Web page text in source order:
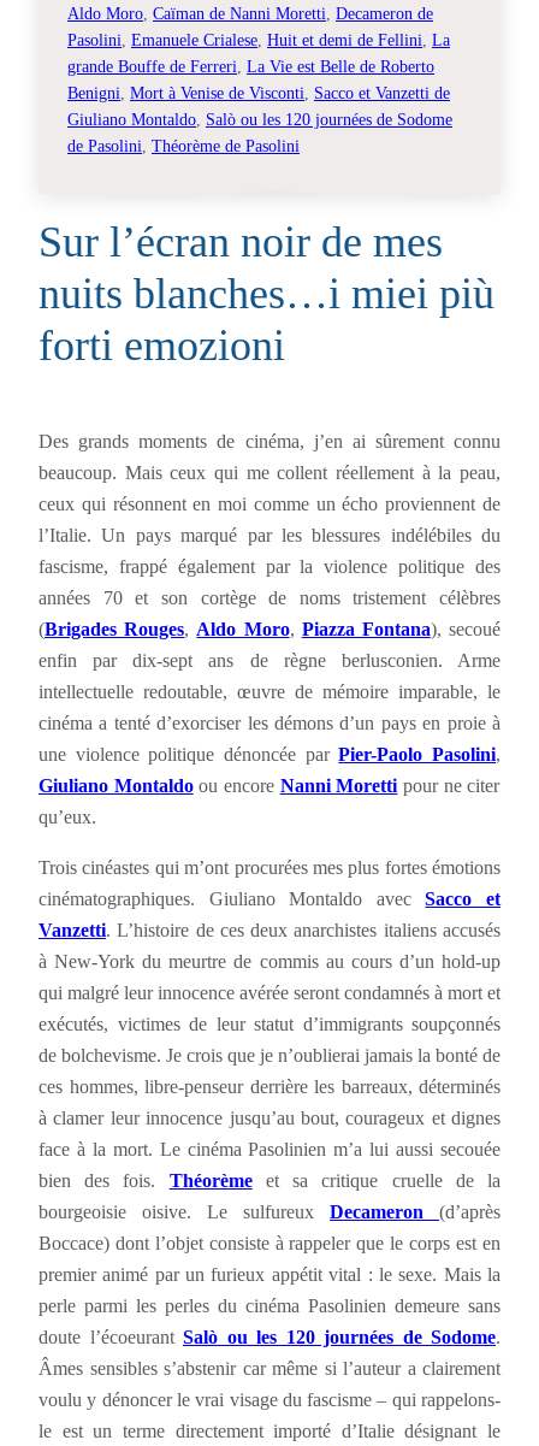
Aldo Moro Caïman de Nanni Moretti Decameron de
Pasolini Emanuele Crialese Huit et demi de Fellini La
grande Bouffe de Ferreri La Vie est Belle de Roberto
Benigni Mort à Venise de Visconti
Sacco et Vanzetti de
Giuliano Montaldo Salò ou les 120 journées de Sodome
de Pasolini Théorème de Pasolini
Sur l’écran noir de mes
nuits blanches…i miei più
forti emozioni
Des grands moments de cinéma, j’en ai sûrement connu
beaucoup. Mais ceux qui me collent réellement à la peau,
ceux qui résonnent en moi comme un écho proviennent de
l’Italie. Un pays marqué par les blessures indélébiles du
fascisme, frappé également par la violence politique des
années 70 et son cortège de noms tristement célèbres
(Brigades Rouges,Aldo Moro, Piazza Fontana), secoué
enfin par dix-sept ans de règne berlusconien. Arme
intellectuelle redoutable, œuvre de mémoire imparable, le
cinéma a tenté d’exorciser les démons d’un pays en proie à
une violence politique dénoncée parPier-Paolo Pasolini,
Giuliano Montaldoou encore Nanni Moretti pour ne citer
qu’eux.
Trois cinéastes qui m’ont procurées mes plus fortes émotions
cinématographiques. Giuliano Montaldo avecSacco et
Vanzetti. L’histoire de ces deux anarchistes italiens accusés
à New-York du meurtre de commis au cours d’un hold-up
qui malgré leur innocence avérée seront condamnés à mort et
exécutés, victimes de leur statut d’immigrants soupçonnés
de bolchevisme. Je crois que je n’oublierai jamais la bonté de
ces hommes, libre-penseur derrière les barreaux, déterminés
à clamer leur innocence jusqu’au bout, courageux et dignes
face à la mort. Le cinéma Pasolinien m’a lui aussi secouée
bien des fois. Théorèmeet sa critique cruelle de la
bourgeoisie oisive. Le sulfureux Decameron (d’après
Boccace) dont l’objet consiste à rappeler que le corps est en
premier animé par un furieux appétit vital : le sexe. Mais la
perle parmi les perles du cinéma Pasolinien demeure sans
doute l’écoeurant Salò ou les 120 journées de Sodome.
Âmes sensibles s’abstenir car même si l’auteur a clairement
voulu y dénoncer le vrai visage du fascisme – qui rappelons-
le est un terme directement importé d’Italie désignant le